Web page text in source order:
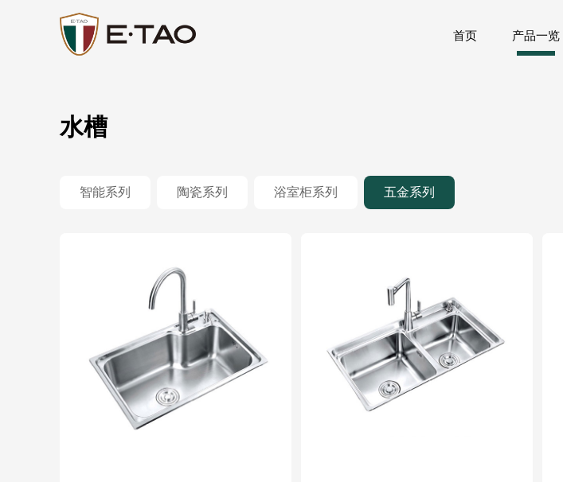
首页 产品一览
水槽
智能系列 陶瓷系列 浴室柜系列 五金系列